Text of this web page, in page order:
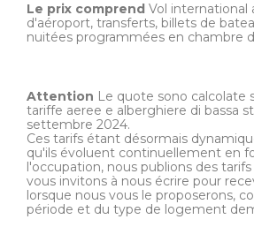
Le prix comprend Vol international
d'aéroport, transferts, billets de
nuitées programmées en chambre
Attention Le quote sono calcolate
tariffe aeree e alberghiere di bassa
settembre 2024.
Ces tarifs étant désormais
qu'ils évoluent continuellement en
l'occupation, nous publions des
vous invitons à nous écrire pour
lorsque nous vous le proposerons,
période et du type de logement